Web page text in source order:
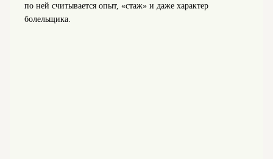
по ней считывается опыт, «стаж» и даже характер
болельщика.